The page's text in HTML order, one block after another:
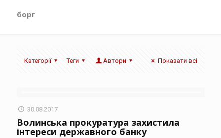
борг
Категорії Теги Автори Показати всі
30.08.2017
Волинська прокуратура захистила
інтереси державного банку